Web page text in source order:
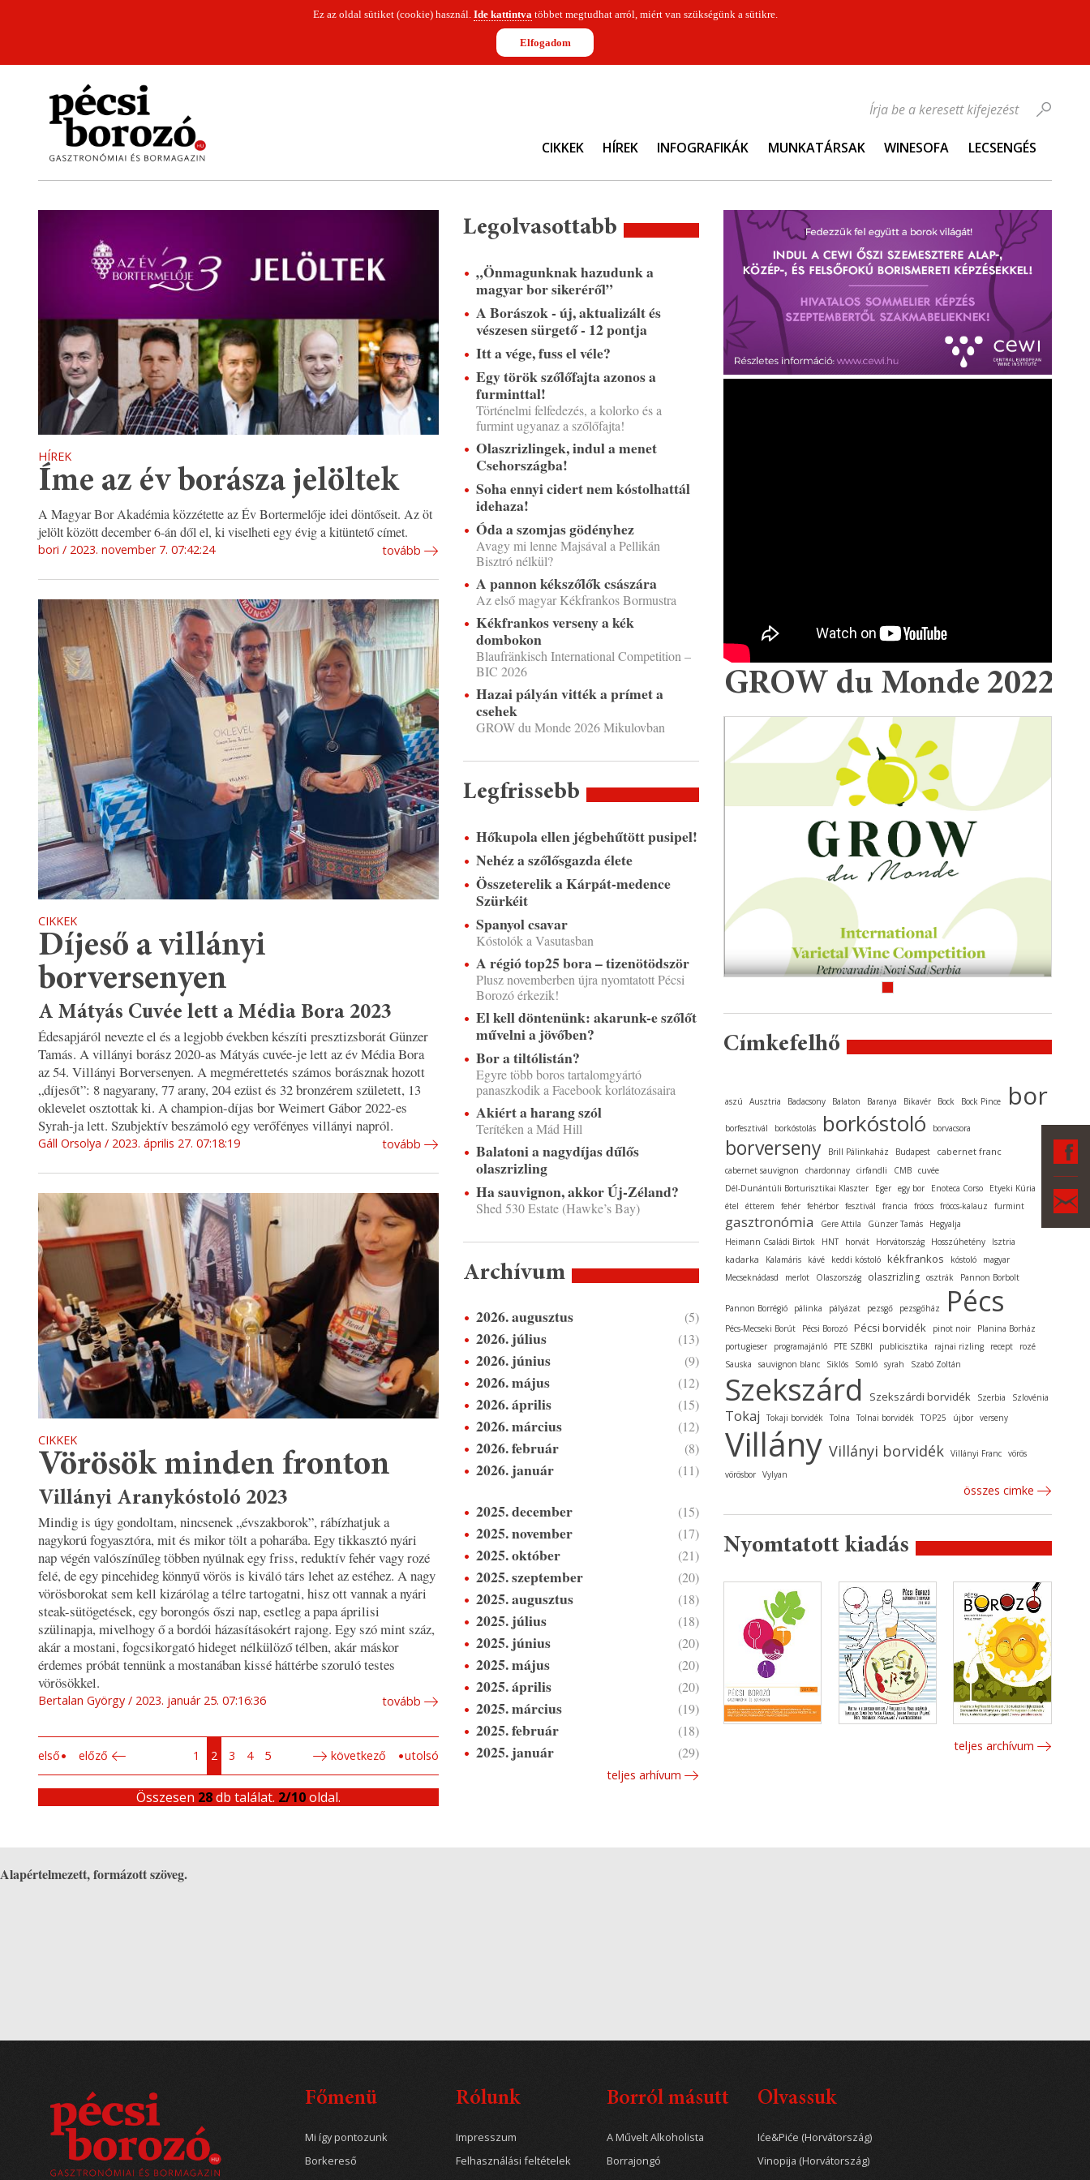
Ez az oldal sütiket (cookie) használ. Ide kattintvatöbbet megtudhat arról, miért van szükségünk a sütikre.
Elfogadom
CIKKEK HÍREK INFOGRAFIKÁK MUNKATÁRSAK WINESOFA LECSENGÉS
Írja be a keresett kifejezést
HÍREK
Íme az év borásza jelöltek
A Magyar Bor Akadémia közzétette az Év Bortermelője idei döntőseit. Az öt
jelölt között december 6-án dől el, ki viselheti egy évig a kitüntető címet.
bori 2023. november 7. 07:42:24 tovább
CIKKEK
Díjeső a villányi
borversenyen
A Mátyás Cuvée lett a Média Bora 2023
Édesapjáról nevezte el és a legjobb években készíti presztizsborát Günzer
Tamás. A villányi borász 2020-as Mátyás cuvée-je lett az év Média Bora
az 54. Villányi Borversenyen. A megmérettetés számos borásznak hozott
„díjesőt”: 8 nagyarany, 77 arany, 204 ezüst és 32 bronzérem született, 13
oklevelet osztottak ki. A champion-díjas bor Weimert Gábor 2022-es
Syrah-ja lett. Szubjektív beszámoló egy verőfényes villányi napról.
Gáll Orsolya 2023. április 27. 07:18:19 tovább
CIKKEK
Vörösök minden fronton
Villányi Aranykóstoló 2023
Mindig is úgy gondoltam, nincsenek „évszakborok”, rábízhatjuk a
nagykorú fogyasztóra, mit és mikor tölt a poharába. Egy tikkasztó nyári
nap végén valószínűleg többen nyúlnak egy friss, reduktív fehér vagy rozé
felé, de egy pincehideg könnyű vörös is kiváló társ lehet az estéhez. A nagy
vörösborokat sem kell kizárólag a télre tartogatni, hisz ott vannak a nyári
steak-sütögetések, egy borongós őszi nap, esetleg a papa áprilisi
szülinapja, mivelhogy ő a bordói házasításokért rajong. Egy szó mint száz,
akár a mostani, fogcsikorgató hideget nélkülöző télben, akár máskor
érdemes próbát tennünk a mostanában kissé háttérbe szoruló testes
vörösökkel.
Bertalan György 2023. január 25. 07:16:36 tovább
első előző 1 2 3 4 5 következő utolsó
Összesen 28db találat. 2/10oldal.
Legolvasottabb
„Önmagunknak hazudunk a
magyar bor sikeréről”
A Borászok - új, aktualizált és
vészesen sürgető - 12 pontja
Itt a vége, fuss el véle?
Egy török szőlőfajta azonos a
furminttal!
Történelmi felfedezés, a kolorko és a
furmint ugyanaz a szőlőfajta!
Olaszrizlingek, indul a menet
Csehországba!
Soha ennyi cidert nem kóstolhattál
idehaza!
Óda a szomjas gödényhez
Avagy mi lenne Majsával a Pellikán
Bisztró nélkül?
A pannon kékszőlők császára
Az első magyar Kékfrankos Bormustra
Kékfrankos verseny a kék
dombokon
Blaufränkisch International Competition –
BIC 2026
Hazai pályán vitték a prímet a
csehek
GROW du Monde 2026 Mikulovban
Legfrissebb
Hőkupola ellen jégbehűtött pusipel!
Nehéz a szőlősgazda élete
Összeterelik a Kárpát-medence
Szürkéit
Spanyol csavar
Kóstolók a Vasutasban
A régió top25 bora – tizenötödször
Plusz novemberben újra nyomtatott Pécsi
Borozó érkezik!
El kell döntenünk: akarunk-e szőlőt
művelni a jövőben?
Bor a tiltólistán?
Egyre több boros tartalomgyártó
panaszkodik a Facebook korlátozásaira
Akiért a harang szól
Terítéken a Mád Hill
Balatoni a nagydíjas dűlős
olaszrizling
Ha sauvignon, akkor Új-Zéland?
Shed 530 Estate (Hawke’s Bay)
Archívum
2026. augusztus (5)
2026. július (13)
2026. június (9)
2026. május (12)
2026. április (15)
2026. március (12)
2026. február (8)
2026. január (11)
2025. december (15)
2025. november (17)
2025. október (21)
2025. szeptember (20)
2025. augusztus (18)
2025. július (18)
2025. június (20)
2025. május (20)
2025. április (20)
2025. március (19)
2025. február (18)
2025. január (29)
teljes arhívum
GROW du Monde 2022
Címkefelhő
aszú Ausztria Badacsony Balaton Baranya Bikavér Bock Bock Pince bor
borfesztivál borkóstolás borkóstoló borvacsora
borverseny Brill Pálinkaház Budapest cabernet franc
cabernet sauvignon chardonnay cirfandli CMB cuvée
Dél-Dunántúli Borturisztikai Klaszter
Eger egy bor Enoteca Corso
Etyeki Kúria
étel
étterem fehér fehérbor fesztivál francia fröccs fröccs-kalauz furmint
gasztronómia Gere Attila Günzer Tamás
Hegyalja
Heimann Családi Birtok
HNT horvát Horvátország Hosszúhetény Isztria
kadarka Kalamáris kávé keddi kóstoló kékfrankos kóstoló
magyar
Mecseknádasd
merlot Olaszország olaszrizling osztrák Pannon Borbolt
Pannon Borrégió pálinka pályázat pezsgő pezsgőház Pécs
Pécs-Mecseki Borút Pécsi Borozó Pécsi borvidék pinot noir
Planina Borház
portugieser
programajánló PTE SZBKI publicisztika rajnai rizling recept
rozé
Sauska
sauvignon blanc Siklós Somló syrah Szabó Zoltán
Szekszárd Szekszárdi borvidék Szerbia Szlovénia
Tokaj Tokaji borvidék Tolna Tolnai borvidék TOP25 újbor verseny
Villány Villányi borvidék Villányi Franc vörös
vörösbor Vylyan
összes cimke
Nyomtatott kiadás
teljes archívum
Alapértelmezett, formázott szöveg.
Főmenü
Mi így pontozunk
Borkereső
Rólunk
Impresszum
Felhasználási feltételek
Borról másutt
A Művelt Alkoholista
Borrajongó
Olvassuk
Iće&Piće (Horvátország)
Vinopija (Horvátország)